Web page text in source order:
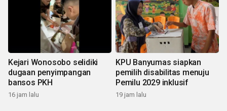
Kejari Wonosobo selidiki
dugaan penyimpangan
bansos PKH
16 jam lalu
KPU Banyumas siapkan
pemilih disabilitas menuju
Pemilu 2029 inklusif
19 jam lalu